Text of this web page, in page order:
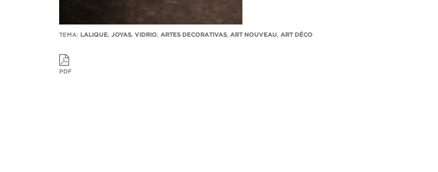
TEMA: LALIQUE, JOYAS, VIDRIO, ARTES DECORATIVAS, ART NOUVEAU, ART DÉCO
PDF